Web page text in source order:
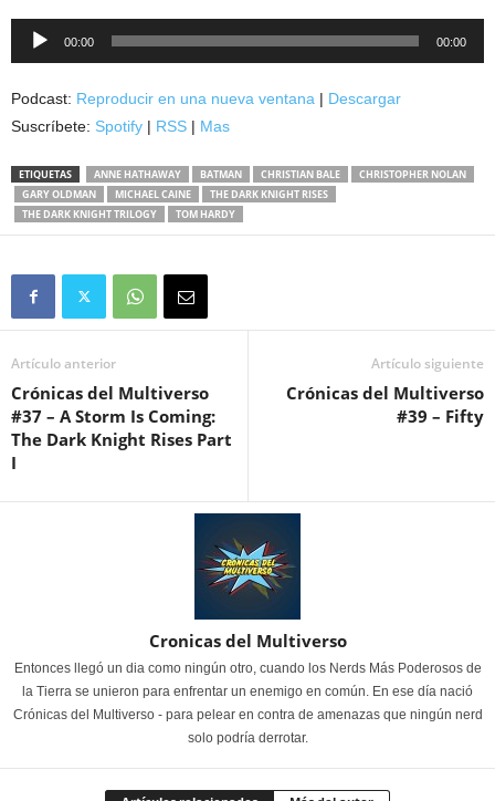
Reproductor
00:00 00:00
Podcast: Reproducir en una nueva ventana | Descargar
Suscríbete: Spotify | RSS | Mas
ETIQUETAS ANNE HATHAWAY BATMAN CHRISTIAN BALE
CHRISTOPHER NOLAN
GARY OLDMAN
MICHAEL CAINE
THE DARK KNIGHT RISES
THE DARK KNIGHT TRILOGY
TOM HARDY
Artículo anterior
Crónicas del Multiverso
#37 – A Storm Is Coming:
The Dark Knight Rises Part
I
Artículo siguiente
Crónicas del Multiverso
#39 – Fifty
Cronicas del Multiverso
Entonces llegó un dia como ningún otro, cuando los Nerds Más Poderosos de
la Tierra se unieron para enfrentar un enemigo en común. En ese día nació
Crónicas del Multiverso - para pelear en contra de amenazas que ningún nerd
solo podría derrotar.